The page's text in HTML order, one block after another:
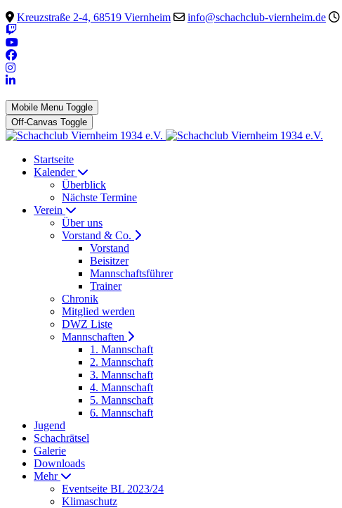
Kreuzstraße 2-4, 68519 Viernheim
info@schachclub-viernheim.de
Mobile Menu Toggle
Off-Canvas Toggle
Startseite
Kalender
Überblick
Nächste Termine
Verein
Über uns
Vorstand & Co.
Vorstand
Beisitzer
Mannschaftsführer
Trainer
Chronik
Mitglied werden
DWZ Liste
Mannschaften
1. Mannschaft
2. Mannschaft
3. Mannschaft
4. Mannschaft
5. Mannschaft
6. Mannschaft
Jugend
Schachrätsel
Galerie
Downloads
Mehr
Eventseite BL 2023/24
Klimaschutz